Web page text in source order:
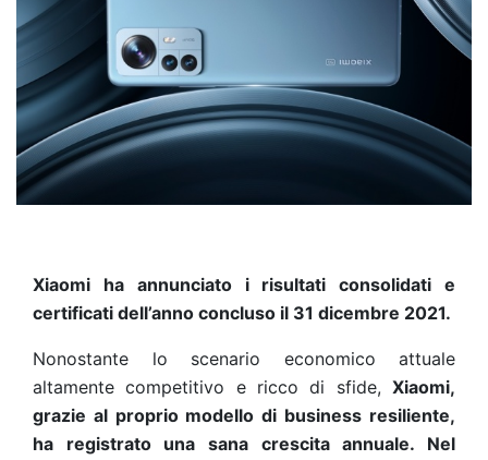
Xiaomi ha annunciato i risultati consolidati e
certificati dell’anno concluso il 31 dicembre 2021.
Nonostante lo scenario economico attuale
altamente competitivo e ricco di sfide, Xiaomi,
grazie al proprio modello di business resiliente,
ha registrato una sana crescita annuale. Nel